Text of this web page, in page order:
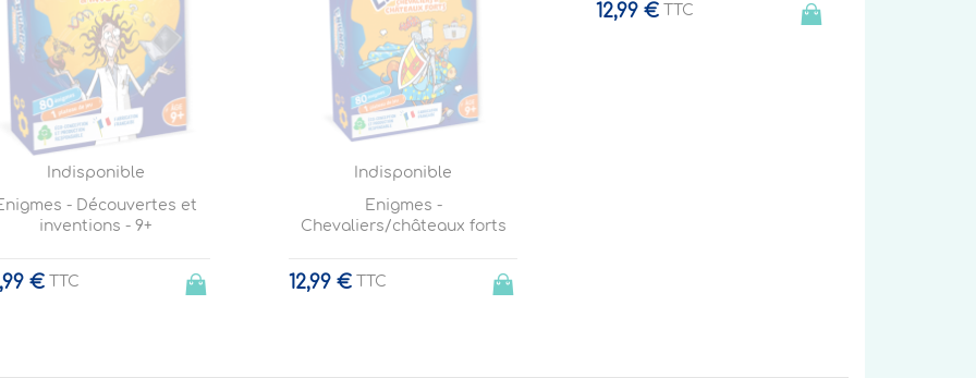
Indisponible
- Découvertes et
inventions - 9+
€TTC
Indisponible
Enigmes -
Chevaliers/châteaux forts
12,99 €TTC
12,99 € TTC